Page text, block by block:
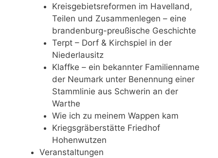
Kreisgebietsreformen im Havelland,
Teilen und Zusammenlegen – eine
brandenburg-preußische Geschichte
Terpt – Dorf & Kirchspiel in der
Niederlausitz
Klaffke – ein bekannter Familienname
der Neumark unter Benennung einer
Stammlinie aus Schwerin an der
Warthe
Wie ich zu meinem Wappen kam
Kriegsgräberstätte Friedhof
Hohenwutzen
Veranstaltungen